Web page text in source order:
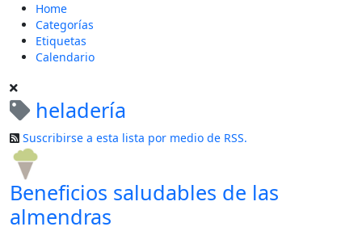
Home
Categorías
Etiquetas
Calendario
heladería
Suscribirse a esta lista por medio de RSS.
Beneficios saludables de las
almendras